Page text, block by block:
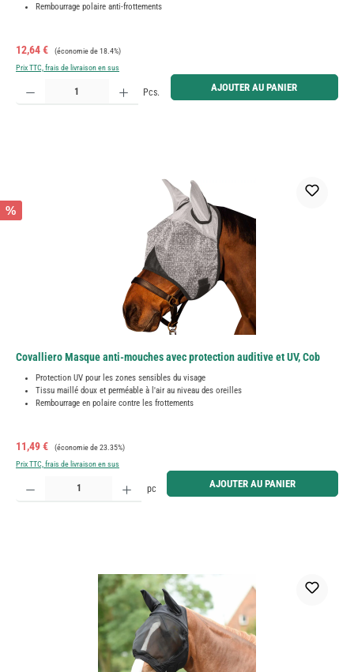
Rembourrage polaire anti-frottements
Prix de vente :
12,64 € Prix régulier :
(économie de 18.4%)
Prix TTC, frais de livraison en sus
Quantité de produit : Entrez la quantité souhaitée ou utilisez les boutons pour augmenter ou
Pcs. AJOUTER AU PANIER
%
Covalliero Masque anti-mouches avec protection auditive et UV, Cob
Protection UV pour les zones sensibles du visage
Tissu maillé doux et perméable à l'air au niveau des oreilles
Rembourrage en polaire contre les frottements
Prix de vente :
11,49 € Prix régulier :
(économie de 23.35%)
Prix TTC, frais de livraison en sus
Quantité de produit : Entrez la quantité souhaitée ou utilisez les boutons pour augmenter ou
pc AJOUTER AU PANIER